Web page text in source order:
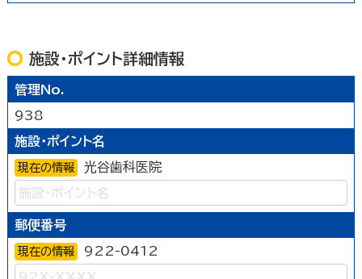
施設・ポイント詳細情報
管理No.
938
施設・ポイント名
現在の情報 光谷歯科医院
郵便番号
現在の情報 922-0412